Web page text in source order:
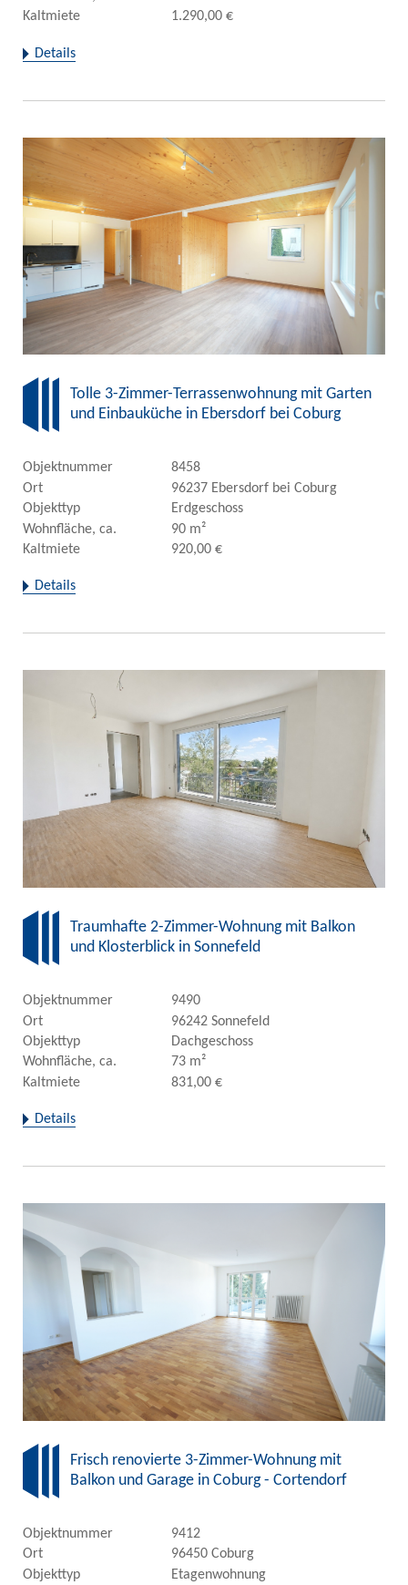
Kaltmiete
1.290,00 €
Details
Tolle 3-Zimmer-Terrassenwohnung mit Garten
und Einbauküche in Ebersdorf bei Coburg
Objektnummer
8458
Ort
96237 Ebersdorf bei Coburg
Objekttyp
Erdgeschoss
Wohnfläche, ca.
90 m²
Kaltmiete
920,00 €
Details
Traumhafte 2-Zimmer-Wohnung mit Balkon
und Klosterblick in Sonnefeld
Objektnummer
9490
Ort
96242 Sonnefeld
Objekttyp
Dachgeschoss
Wohnfläche, ca.
73 m²
Kaltmiete
831,00 €
Details
Frisch renovierte 3-Zimmer-Wohnung mit
Balkon und Garage in Coburg - Cortendorf
Objektnummer
9412
Ort
96450 Coburg
Objekttyp
Etagenwohnung